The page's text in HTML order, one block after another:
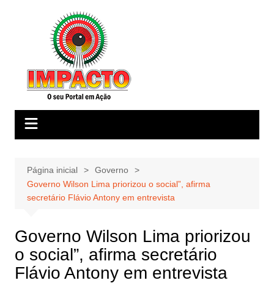
Página inicial
Governo
Governo Wilson Lima priorizou o social”, afirma
secretário Flávio Antony em entrevista
Governo Wilson Lima priorizou
o social”, afirma secretário
Flávio Antony em entrevista